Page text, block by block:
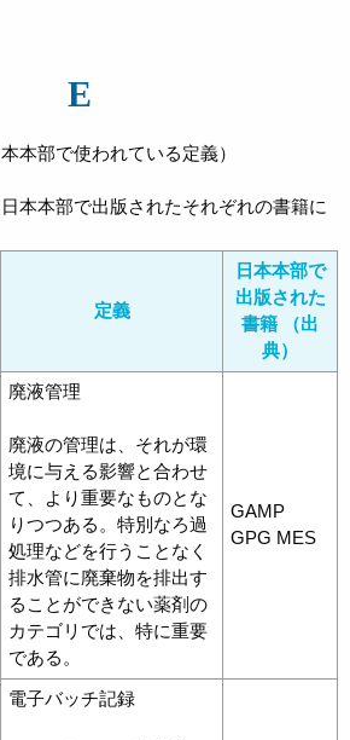
E
本本部で使われている定義）
本本部で出版されたそれぞれの書籍に
定義
日本本部で
出版された
書籍 （出
典）
廃液管理
廃液の管理は、それが環
境に与える影響と合わせ
て、より重要なものとな
りつつある。特別なろ過
処理などを行うことなく
排水管に廃棄物を排出す
ることができない薬剤の
カテゴリでは、特に重要
である。
GAMP
GPG MES
電子バッチ記録